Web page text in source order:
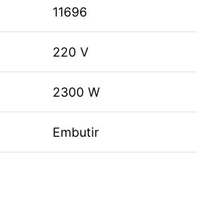
11696
220 V
2300 W
Embutir